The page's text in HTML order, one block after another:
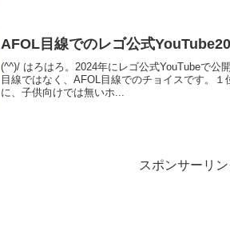
AFOL目線でのレゴ公式
(^^)/ はろはろ。2024年にレゴ公式YouTubeで公
目線ではなく、AFOL目線でのチョイスです。
に、子供向けでは無いホ...
スポンサーリン